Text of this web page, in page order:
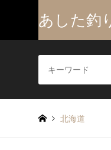
あした釣
北海道